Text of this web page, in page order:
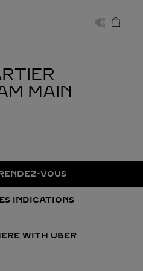
MAIN
VOUS
INDICATIONS
WITH UBER